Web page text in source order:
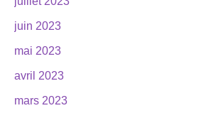
juin 2023
mai 2023
avril 2023
mars 2023